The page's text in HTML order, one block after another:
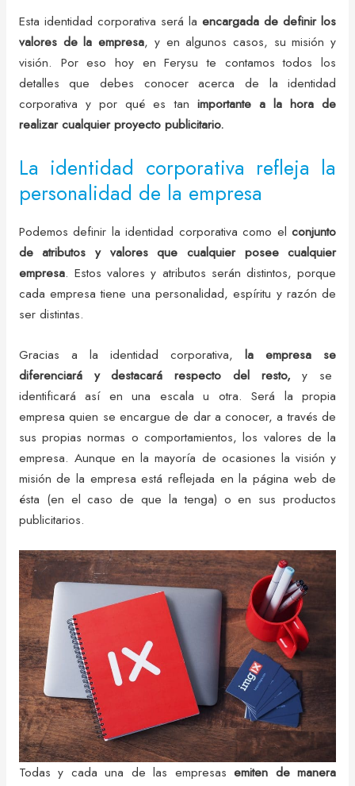
Esta identidad corporativa será laencargada de definir los
valores de la empresa, y en algunos casos, su misión y
visión. Por eso hoy en Ferysu te contamos todos los
detalles que debes conocer acerca de la identidad
corporativa y por qué es tan importante a la hora de
realizar cualquier proyecto publicitario.
La identidad corporativa refleja la
personalidad de la empresa
Podemos definir la identidad corporativa como elconjunto
de atributos y valores que cualquier posee cualquier
empresa. Estos valores y atributos serán distintos, porque
cada empresa tiene una personalidad, espíritu y razón de
ser distintas.
Gracias a la identidad corporativa,la empresa se
diferenciará y destacará respecto del resto, y se
identificará así en una escala u otra. Será la propia
empresa quien se encargue de dar a conocer, a través de
sus propias normas o comportamientos, los valores de la
empresa. Aunque en la mayoría de ocasiones la visión y
misión de la empresa está reflejada en la página web de
ésta (en el caso de que la tenga) o en sus productos
publicitarios.
Todas y cada una de las empresas emiten de manera